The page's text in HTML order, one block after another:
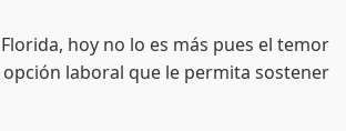
hoy no lo es más pues el temor
laboral que le permita sostener